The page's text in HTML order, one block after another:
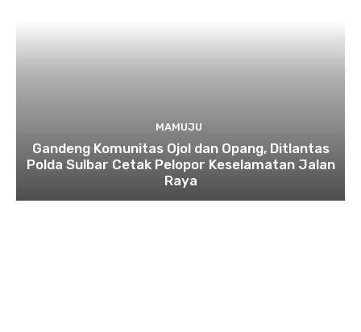
MAMUJU
Gandeng Komunitas Ojol dan Opang, Ditlantas
Polda Sulbar Cetak Pelopor Keselamatan Jalan
Raya